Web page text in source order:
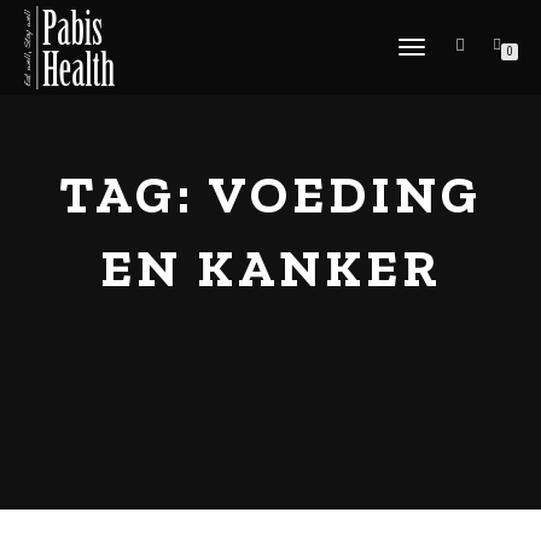
SCHAKEL
0
TAG: VOEDING
EN KANKER